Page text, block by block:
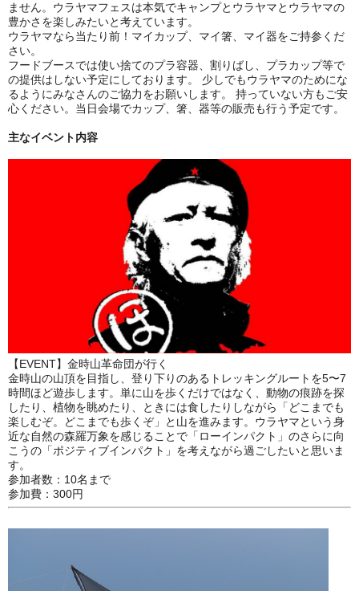
ません。ウラヤマフェスは本気でキャンプとウラヤマとウラヤマの
豊かさを楽しみたいと考えています。
ウラヤマなら当たり前！マイカップ、マイ箸、マイ器をご持参くだ
さい。
フードブースでは使い捨てのプラ容器、割りばし、プラカップ等で
の提供はしない予定にしております。 少しでもウラヤマのためにな
るようにみなさんのご協力をお願いします。 持っていない方もご安
心ください。当日会場でカップ、箸、器等の販売も行う予定です。
主なイベント内容
【EVENT】金時山革命団が行く
金時山の山頂を目指し、登り下りのあるトレッキングルートを5〜7
時間ほど遊歩します。単に山を歩くだけではなく、動物の痕跡を探
したり、植物を眺めたり、ときには食したりしながら「どこまでも
楽しむぞ。どこまでも歩くぞ」と山を進みます。ウラヤマという身
近な自然の森羅万象を感じることで「ローインパクト」のさらに向
こうの「ポジティブインパクト」を考えながら過ごしたいと思いま
す。
参加者数：10名まで
参加費：300円